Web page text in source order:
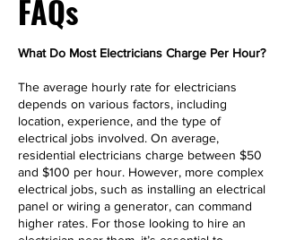
FAQs
What Do Most Electricians Charge Per Hour?
The average hourly rate for electricians
depends on various factors, including
location, experience, and the type of
electrical jobs involved. On average,
residential electricians charge between $50
and $100 per hour. However, more complex
electrical jobs, such as installing an electrical
panel or wiring a generator, can command
higher rates. For those looking to hire an